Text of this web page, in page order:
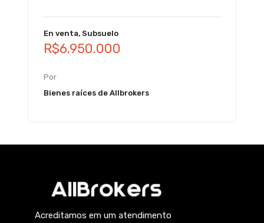
En venta, Subsuelo
R$6.950.000
Por
Bienes raíces de Allbrokers
Acreditamos em um atendimento